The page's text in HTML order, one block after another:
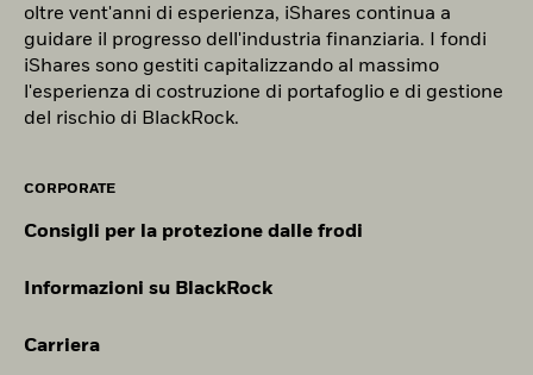
oltre vent'anni di esperienza, iShares continua a
guidare il progresso dell'industria finanziaria. I fondi
iShares sono gestiti capitalizzando al massimo
l'esperienza di costruzione di portafoglio e di gestione
del rischio di BlackRock.
CORPORATE
Consigli per la protezione dalle frodi
Informazioni su BlackRock
Carriera